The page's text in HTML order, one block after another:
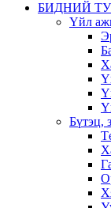
БИДНИЙ
Үйл
Бүтэц,